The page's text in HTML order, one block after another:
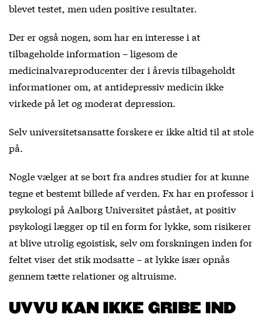
blevet testet, men uden positive resultater.
Der er også nogen, som har en interesse i at
tilbageholde information – ligesom de
medicinalvareproducenter der i årevis tilbageholdt
informationer om, at antidepressiv medicin ikke
virkede på let og moderat depression.
Selv universitetsansatte forskere er ikke altid til at stole
på.
Nogle vælger at se bort fra andres studier for at kunne
tegne et bestemt billede af verden. Fx har en professor i
psykologi på Aalborg Universitet påstået, at positiv
psykologi lægger op til en form for lykke, som risikerer
at blive utrolig egoistisk, selv om forskningen inden for
feltet viser det stik modsatte – at lykke især opnås
gennem tætte relationer og altruisme.
UVVU KAN IKKE GRIBE IND